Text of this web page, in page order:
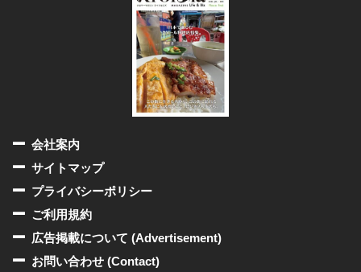
会社案内
サイトマップ
プライバシーポリシー
ご利用規約
広告掲載について (Advertisement)
お問い合わせ (Contact)